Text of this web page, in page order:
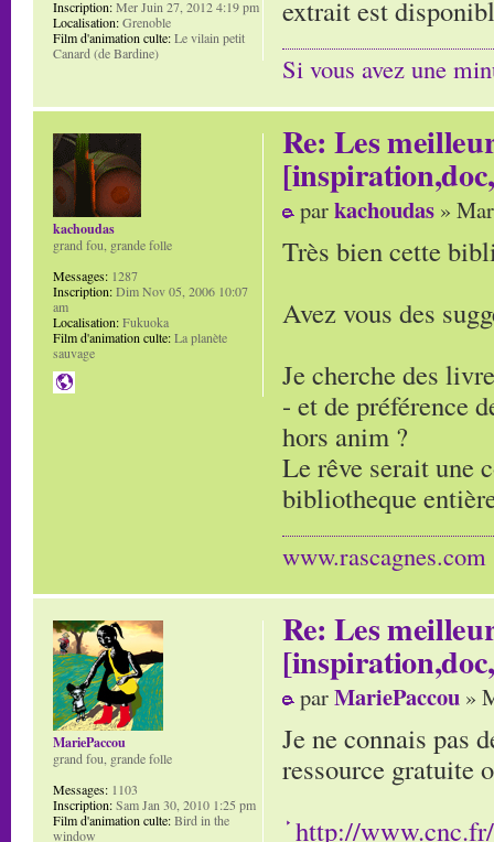
extrait est
Si vous avez une
Inscription:Mer Juin 27, 2012 4:19 pm
Localisation:Grenoble
Film d'animation culte:Le vilain petit
Canard (de Bardine)
Re: Les
parkachoudas »
Très bien cette
Avez vous des
Je cherche des
- et de préférence
hors anim ?
Le rêve serait une
bibliotheque
www.rascagnes.com
kachoudas
grand fou, grande folle
Messages: 1287
Inscription:Dim Nov 05, 2006 10:07
am
Localisation:Fukuoka
Film d'animation culte:La planète
sauvage
Re: Les
parMariePaccou »
Je ne connais pas
ressource gratuite
http://
MariePaccou
grand fou, grande folle
Messages: 1103
Inscription:Sam Jan 30, 2010 1:25 pm
Film d'animation culte:Bird in the
window